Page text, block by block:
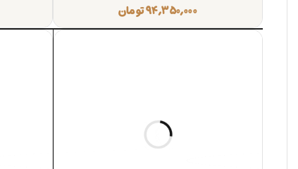
۹۴,۳۵۰,۰۰۰تومان